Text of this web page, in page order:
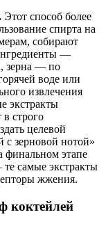
Этот способ более
спирта на
собирают
—
зерна — по
воде или
извлечения
экстракты
строго
целевой
с зерновой нотой»
финальном этапе
самые экстракты
жжения.
коктейлей